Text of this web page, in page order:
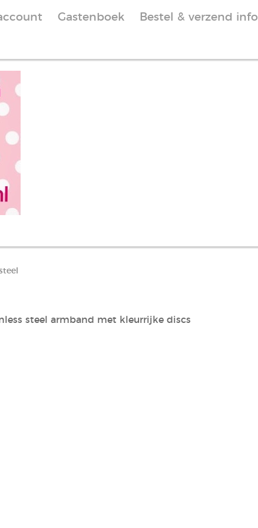
Gastenboek Bestel & verzend info
steel armband met kleurrijke discs